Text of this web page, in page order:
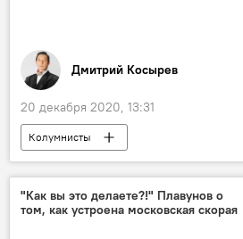
Дмитрий Косырев
20 декабря 2020, 13:31
Колумнисты
"Как вы это делаете?!" Плавунов о
том, как устроена московская скорая